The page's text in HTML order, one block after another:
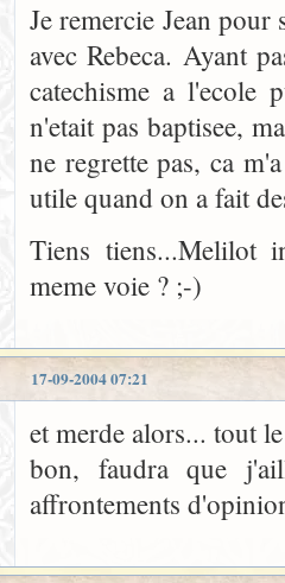
Je remercie Jean pour
avec Rebeca. Ayant
catechisme a l'ecole
n'etait pas baptisee,
ne regrette pas, ca
utile quand on a fait
Tiens tiens...Melilot
meme voie ? ;-)
17-09-2004 07:21
et merde alors... tout
bon, faudra que
affrontements